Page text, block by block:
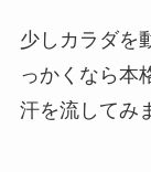
少しカラダを
っかくなら本
汗を流してみ